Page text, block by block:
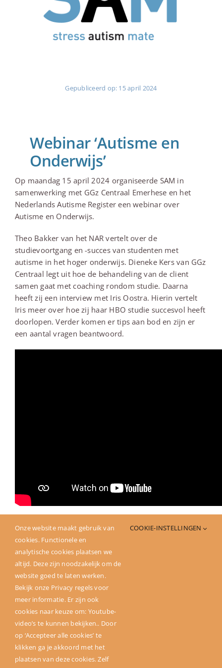
Gepubliceerd op: 15 april 2024
Webinar ‘Autisme en
Onderwijs’
Op maandag 15 april 2024 organiseerde SAM in
samenwerking met GGz Centraal Emerhese en het
Nederlands Autisme Register een webinar over
Autisme en Onderwijs.
Theo Bakker van het NAR vertelt over de
studievoortgang en -succes van studenten met
autisme in het hoger onderwijs. Dieneke Kers van GGz
Centraal legt uit hoe de behandeling van de client
samen gaat met coaching rondom studie. Daarna
heeft zij een interview met Iris Oostra. Hierin vertelt
Iris meer over hoe zij haar HBO studie succesvol heeft
doorlopen. Verder komen er tips aan bod en zijn er
een aantal vragen beantwoord.
Deel dit verhaal
Onze website maakt gebruik van
cookies. Functionele en
analytische cookies plaatsen we
altijd. Deze zijn noodzakelijk om de
website goed te laten werken.
Bekijk onze Privacy regels voor
meer informatie. Er zijn ook
cookies naar keuze om: Youtube-
video’s te kunnen bekijken.. Door
op ‘Accepteer alle cookies’ te
klikken ga je akkoord met het
plaatsen van deze cookies. Zelf
COOKIE-INSTELLINGEN